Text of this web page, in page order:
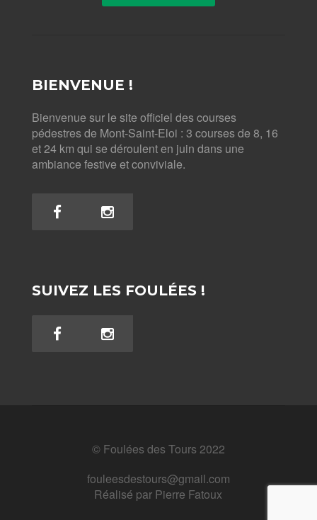
BIENVENUE !
Bienvenue sur le site officiel des courses
pédestres de Mont-Saint-Eloi : 3 courses de 8, 16
et 24 km qui se déroulent en juin dans une
ambiance festive et conviviale.
SUIVEZ LES FOULÉES !
© Foulées des Tours 2022
fouleesdestours@gmail.com
Réalisé par Pierre Fatoux